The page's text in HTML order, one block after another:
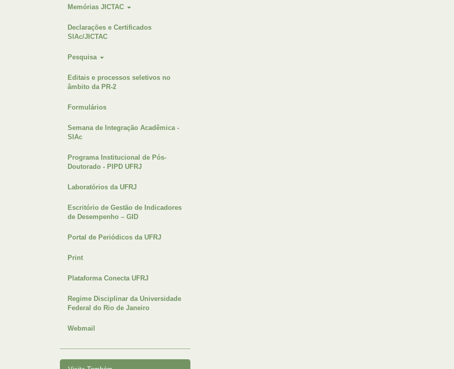
Memórias JICTAC
Declarações e Certificados
SIAc/JICTAC
Pesquisa
Editais e processos seletivos no
âmbito da PR-2
Formulários
Semana de Integração Acadêmica -
SIAc
Programa Institucional de Pós-
Doutorado - PIPD UFRJ
Laboratórios da UFRJ
Escritório de Gestão de Indicadores
de Desempenho – GID
Portal de Periódicos da UFRJ
Print
Plataforma Conecta UFRJ
Regime Disciplinar da Universidade
Federal do Rio de Janeiro
Webmail